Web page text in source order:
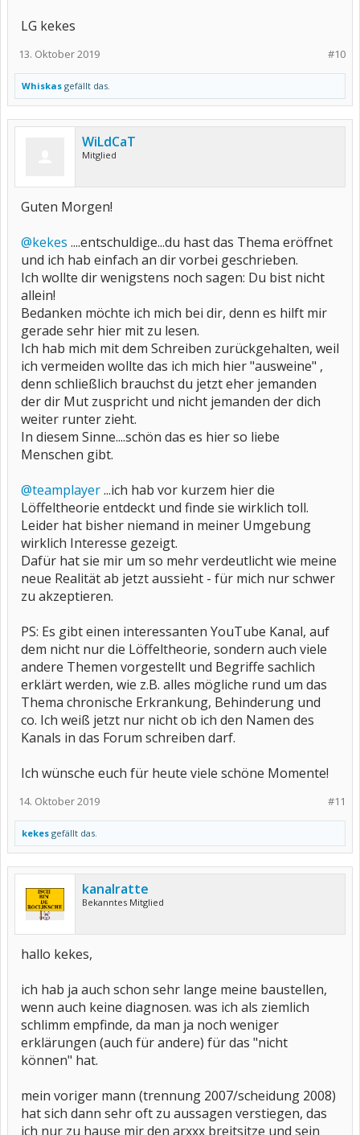
LG kekes
#10
13. Oktober 2019
Whiskas gefällt das.
WiLdCaT
Mitglied
Guten Morgen!
@kekes ....entschuldige...du hast das Thema eröffnet
und ich hab einfach an dir vorbei geschrieben.
Ich wollte dir wenigstens noch sagen: Du bist nicht
allein!
Bedanken möchte ich mich bei dir, denn es hilft mir
gerade sehr hier mit zu lesen.
Ich hab mich mit dem Schreiben zurückgehalten, weil
ich vermeiden wollte das ich mich hier "ausweine" ,
denn schließlich brauchst du jetzt eher jemanden
der dir Mut zuspricht und nicht jemanden der dich
weiter runter zieht.
In diesem Sinne....schön das es hier so liebe
Menschen gibt.
@teamplayer...ich hab vor kurzem hier die
Löffeltheorie entdeckt und finde sie wirklich toll.
Leider hat bisher niemand in meiner Umgebung
wirklich Interesse gezeigt.
Dafür hat sie mir um so mehr verdeutlicht wie meine
neue Realität ab jetzt aussieht - für mich nur schwer
zu akzeptieren.
PS: Es gibt einen interessanten YouTube Kanal, auf
dem nicht nur die Löffeltheorie, sondern auch viele
andere Themen vorgestellt und Begriffe sachlich
erklärt werden, wie z.B. alles mögliche rund um das
Thema chronische Erkrankung, Behinderung und
co. Ich weiß jetzt nur nicht ob ich den Namen des
Kanals in das Forum schreiben darf.
Ich wünsche euch für heute viele schöne Momente!
#11
14. Oktober 2019
kekes gefällt das.
kanalratte
Bekanntes Mitglied
hallo kekes,
ich hab ja auch schon sehr lange meine baustellen,
wenn auch keine diagnosen. was ich als ziemlich
schlimm empfinde, da man ja noch weniger
erklärungen (auch für andere) für das "nicht
können" hat.
mein voriger mann (trennung 2007/scheidung 2008)
hat sich dann sehr oft zu aussagen verstiegen, das
ich nur zu hause mir den arxxx breitsitze und sein